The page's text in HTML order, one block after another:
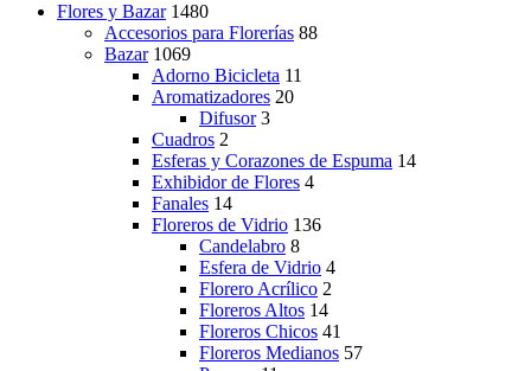
Flores y Bazar 1480
Accesorios para Florerías 88
Bazar 1069
Adorno Bicicleta 11
Aromatizadores 20
Difusor 3
Cuadros 2
Esferas y Corazones de Espuma 14
Exhibidor de Flores 4
Fanales 14
Floreros de Vidrio 136
Candelabro 8
Esfera de Vidrio 4
Florero Acrílico 2
Floreros Altos 14
Floreros Chicos 41
Floreros Medianos 57